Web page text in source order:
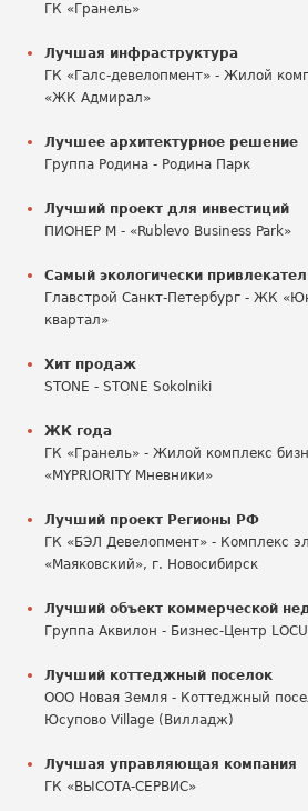
ГК «Гранель»
Лучшая инфраструктура
ГК «Галс-девелопмент» - Жилой
«ЖК Адмирал»
Лучшее архитектурное решение
Группа Родина - Родина Парк
Лучший проект для инвестиций
ПИОНЕР М - «Rublevo Business Park»
Самый экологически
Главстрой Санкт-Петербург - ЖК
квартал»
Хит продаж
STONE - STONE Sokolniki
ЖК года
ГК «Гранель» - Жилой комплекс
«MYPRIORITY Мневники»
Лучший проект Регионы РФ
ГК «БЭЛ Девелопмент» - Комплекс
«Маяковский», г. Новосибирск
Лучший объект коммерческой
Группа Аквилон - Бизнес-Центр
Лучший коттеджный поселок
ООО Новая Земля - Коттеджный
Юсупово Village (Вилладж)
Лучшая управляющая компания
ГК «ВЫСОТА-СЕРВИС»